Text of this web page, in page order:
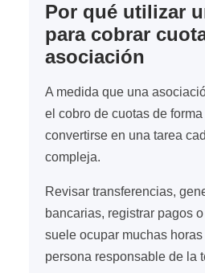
Por qué utilizar
para cobrar
asociación
A medida que una
el cobro de cuotas de
convertirse en una tarea
compleja.
Revisar transferencias,
bancarias, registrar pagos
suele ocupar muchas
persona responsable de la